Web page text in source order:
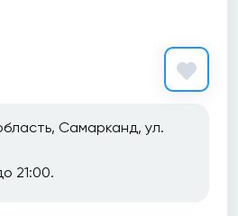
Самарканд, ул.
21:00.